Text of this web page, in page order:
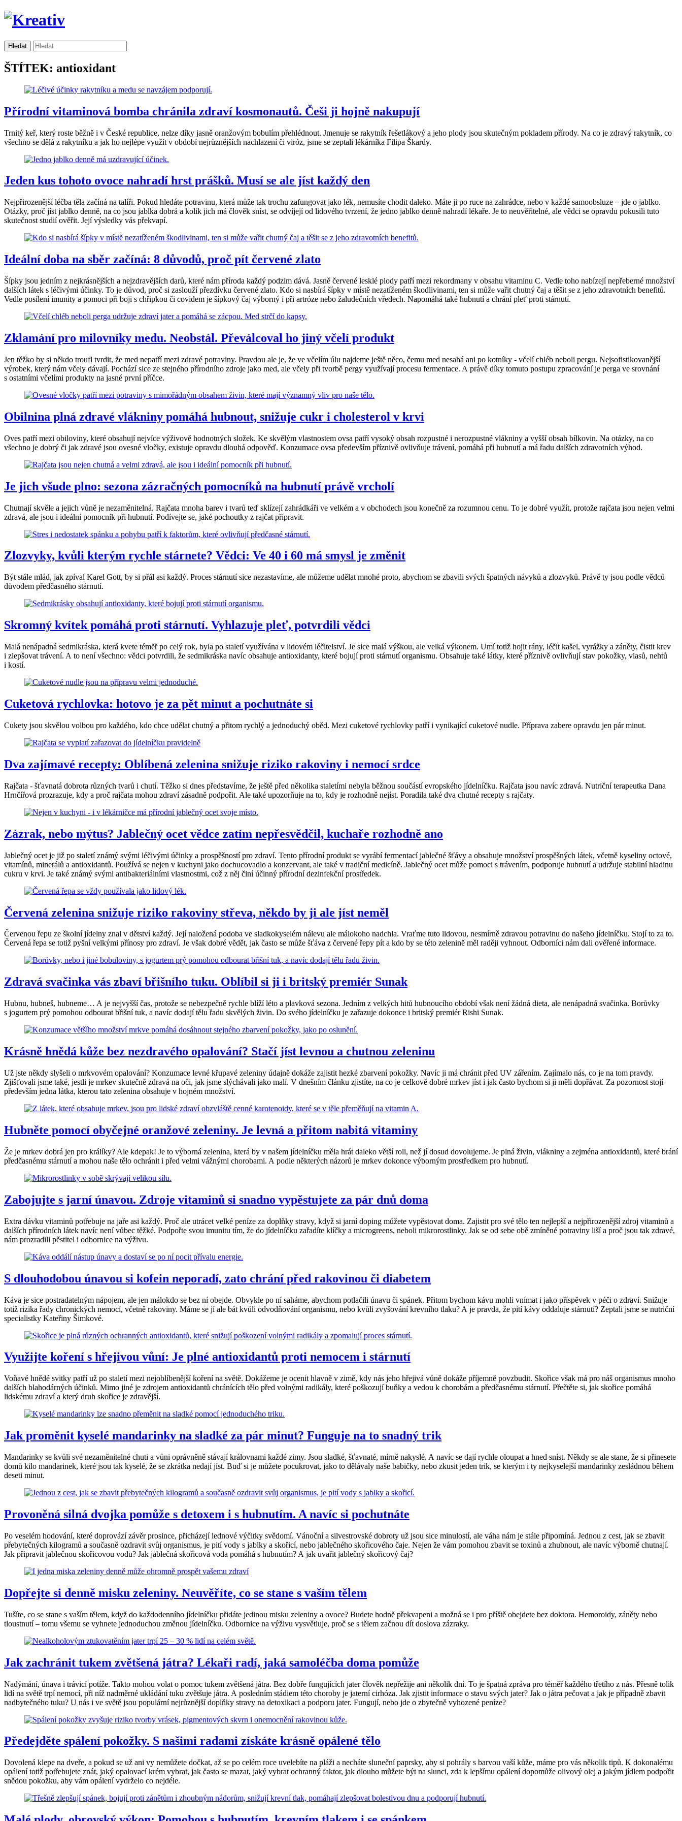
ŠTÍTEK: antioxidant
Přírodní vitaminová bomba chránila zdraví kosmonautů. Češi ji hojně nakupují
Trnitý keř, který roste běžně i v České republice, nelze díky jasně oranžovým bobulím přehlédnout. Jmenuje se rakytník řešetlákový a jeho plody jsou skutečným pokladem přírody. Na co je zdravý rakytník, co
všechno se dělá z rakytníku a jak ho nejlépe využít v období nejrůznějších nachlazení či viróz, jsme se zeptali lékárníka Filipa Škardy.
Jeden kus tohoto ovoce nahradí hrst prášků. Musí se ale jíst každý den
Nejpřirozenější léčba těla začíná na talíři. Pokud hledáte potravinu, která může tak trochu zafungovat jako lék, nemusíte chodit daleko. Máte ji po ruce na zahrádce, nebo v každé samoobsluze – jde o jablko.
Otázky, proč jíst jablko denně, na co jsou jablka dobrá a kolik jich má člověk sníst, se odvíjejí od lidového tvrzení, že jedno jablko denně nahradí lékaře. Je to neuvěřitelné, ale vědci se opravdu pokusili tuto
skutečnost studií ověřit. Její výsledky vás překvapí.
Ideální doba na sběr začíná: 8 důvodů, proč pít červené zlato
Šípky jsou jedním z nejkrásnějších a nejzdravějších darů, které nám příroda každý podzim dává. Jasně červené lesklé plody patří mezi rekordmany v obsahu vitaminu C. Vedle toho nabízejí nepřeberné množství
dalších látek s léčivými účinky. To je důvod, proč si zaslouží přezdívku červené zlato. Kdo si nasbírá šípky v místě nezatíženém škodlivinami, ten si může vařit chutný čaj a těšit se z jeho zdravotních benefitů.
Vedle posílení imunity a pomoci při boji s chřipkou či covidem je šípkový čaj výborný i při artróze nebo žaludečních vředech. Napomáhá také hubnutí a chrání pleť proti stárnutí.
Zklamání pro milovníky medu. Neobstál. Převálcoval ho jiný včelí produkt
Jen těžko by si někdo troufl tvrdit, že med nepatří mezi zdravé potraviny. Pravdou ale je, že ve včelím úlu najdeme ještě něco, čemu med nesahá ani po kotníky - včelí chléb neboli pergu. Nejsofistikovanější
výrobek, který nám včely dávají. Pochází sice ze stejného přírodního zdroje jako med, ale včely při tvorbě pergy využívají procesu fermentace. A právě díky tomuto postupu zpracování je perga ve srovnání
s ostatními včelími produkty na jasné první příčce.
Obilnina plná zdravé vlákniny pomáhá hubnout, snižuje cukr i cholesterol v krvi
Oves patří mezi obiloviny, které obsahují nejvíce výživově hodnotných složek. Ke skvělým vlastnostem ovsa patří vysoký obsah rozpustné i nerozpustné vlákniny a vyšší obsah bílkovin. Na otázky, na co
všechno je dobrý či jak zdravé jsou ovesné vločky, existuje opravdu dlouhá odpověď. Konzumace ovsa především příznivě ovlivňuje trávení, pomáhá při hubnutí a má řadu dalších zdravotních výhod.
Je jich všude plno: sezona zázračných pomocníků na hubnutí právě vrcholí
Chutnají skvěle a jejich vůně je nezaměnitelná. Rajčata mnoha barev i tvarů teď sklízejí zahrádkáři ve velkém a v obchodech jsou konečně za rozumnou cenu. To je dobré využít, protože rajčata jsou nejen velmi
zdravá, ale jsou i ideální pomocník při hubnutí. Podívejte se, jaké pochoutky z rajčat připravit.
Zlozvyky, kvůli kterým rychle stárnete? Vědci: Ve 40 i 60 má smysl je změnit
Být stále mlád, jak zpíval Karel Gott, by si přál asi každý. Proces stárnutí sice nezastavíme, ale můžeme udělat mnohé proto, abychom se zbavili svých špatných návyků a zlozvyků. Právě ty jsou podle vědců
důvodem předčasného stárnutí.
Skromný kvítek pomáhá proti stárnutí. Vyhlazuje pleť, potvrdili vědci
Malá nenápadná sedmikráska, která kvete téměř po celý rok, byla po staletí využívána v lidovém léčitelství. Je sice malá výškou, ale velká výkonem. Umí totiž hojit rány, léčit kašel, vyrážky a záněty, čistit krev
i zlepšovat trávení. A to není všechno: vědci potvrdili, že sedmikráska navíc obsahuje antioxidanty, které bojují proti stárnutí organismu. Obsahuje také látky, které příznivě ovlivňují stav pokožky, vlasů, nehtů
i kostí.
Cuketová rychlovka: hotovo je za pět minut a pochutnáte si
Cukety jsou skvělou volbou pro každého, kdo chce udělat chutný a přitom rychlý a jednoduchý oběd. Mezi cuketové rychlovky patří i vynikající cuketové nudle. Příprava zabere opravdu jen pár minut.
Dva zajímavé recepty: Oblíbená zelenina snižuje riziko rakoviny i nemocí srdce
Rajčata - šťavnatá dobrota různých tvarů i chutí. Těžko si dnes představíme, že ještě před několika staletími nebyla běžnou součástí evropského jídelníčku. Rajčata jsou navíc zdravá. Nutriční terapeutka Dana
Hrnčířová prozrazuje, kdy a proč rajčata mohou zdraví zásadně podpořit. Ale také upozorňuje na to, kdy je rozhodně nejíst. Poradila také dva chutné recepty s rajčaty.
Zázrak, nebo mýtus? Jablečný ocet vědce zatím nepřesvědčil, kuchaře rozhodně ano
Jablečný ocet je již po staletí známý svými léčivými účinky a prospěšností pro zdraví. Tento přírodní produkt se vyrábí fermentací jablečné šťávy a obsahuje množství prospěšných látek, včetně kyseliny octové,
vitamínů, minerálů a antioxidantů. Používá se nejen v kuchyni jako dochucovadlo a konzervant, ale také v tradiční medicíně. Jablečný ocet může pomoci s trávením, podporuje hubnutí a udržuje stabilní hladinu
cukru v krvi. Je také známý svými antibakteriálními vlastnostmi, což z něj činí účinný přírodní dezinfekční prostředek.
Červená zelenina snižuje riziko rakoviny střeva, někdo by ji ale jíst neměl
Červenou řepu ze školní jídelny znal v dětství každý. Její naložená podoba ve sladkokyselém nálevu ale málokoho nadchla. Vraťme tuto lidovou, nesmírně zdravou potravinu do našeho jídelníčku. Stojí to za to.
Červená řepa se totiž pyšní velkými přínosy pro zdraví. Je však dobré vědět, jak často se může šťáva z červené řepy pít a kdo by se této zelenině měl raději vyhnout. Odborníci nám dali ověřené informace.
Zdravá svačinka vás zbaví břišního tuku. Oblíbil si ji i britský premiér Sunak
Hubnu, hubneš, hubneme… A je nejvyšší čas, protože se nebezpečně rychle blíží léto a plavková sezona. Jedním z velkých hitů hubnoucího období však není žádná dieta, ale nenápadná svačinka. Borůvky
s jogurtem prý pomohou odbourat břišní tuk, a navíc dodají tělu řadu skvělých živin. Do svého jídelníčku je zařazuje dokonce i britský premiér Rishi Sunak.
Krásně hnědá kůže bez nezdravého opalování? Stačí jíst levnou a chutnou zeleninu
Už jste někdy slyšeli o mrkvovém opalování? Konzumace levné křupavé zeleniny údajně dokáže zajistit hezké zbarvení pokožky. Navíc ji má chránit před UV zářením. Zajímalo nás, co je na tom pravdy.
Zjišťovali jsme také, jestli je mrkev skutečně zdravá na oči, jak jsme slýchávali jako malí. V dnešním článku zjistíte, na co je celkově dobré mrkev jíst i jak často bychom si ji měli dopřávat. Za pozornost stojí
především jedna látka, kterou tato zelenina obsahuje v hojném množství.
Hubněte pomocí obyčejné oranžové zeleniny. Je levná a přitom nabitá vitaminy
Že je mrkev dobrá jen pro králíky? Ale kdepak! Je to výborná zelenina, která by v našem jídelníčku měla hrát daleko větší roli, než jí dosud dovolujeme. Je plná živin, vlákniny a zejména antioxidantů, které brání
předčasnému stárnutí a mohou naše tělo ochránit i před velmi vážnými chorobami. A podle některých názorů je mrkev dokonce výborným prostředkem pro hubnutí.
Zabojujte s jarní únavou. Zdroje vitaminů si snadno vypěstujete za pár dnů doma
Extra dávku vitaminů potřebuje na jaře asi každý. Proč ale utrácet velké peníze za doplňky stravy, když si jarní doping můžete vypěstovat doma. Zajistit pro své tělo ten nejlepší a nejpřirozenější zdroj vitaminů a
dalších přírodních látek navíc není vůbec těžké. Podpořte svou imunitu tím, že do jídelníčku zařadíte klíčky a microgreens, neboli mikrorostlinky. Jak se od sebe obě zmíněné potraviny liší a proč jsou tak zdravé,
nám prozradili pěstitel i odbornice na výživu.
S dlouhodobou únavou si kofein neporadí, zato chrání před rakovinou či diabetem
Káva je sice postradatelným nápojem, ale jen málokdo se bez ní obejde. Obvykle po ní saháme, abychom potlačili únavu či spánek. Přitom bychom kávu mohli vnímat i jako příspěvek v péči o zdraví. Snižuje
totiž rizika řady chronických nemocí, včetně rakoviny. Máme se jí ale bát kvůli odvodňování organismu, nebo kvůli zvyšování krevního tlaku? A je pravda, že pití kávy oddaluje stárnutí? Zeptali jsme se nutriční
specialistky Kateřiny Šimkové.
Využijte koření s hřejivou vůní: Je plné antioxidantů proti nemocem i stárnutí
Voňavé hnědé svitky patří už po staletí mezi nejoblíbenější koření na světě. Dokážeme je ocenit hlavně v zimě, kdy nás jeho hřejivá vůně dokáže příjemně povzbudit. Skořice však má pro náš organismus mnoho
dalších blahodárných účinků. Mimo jiné je zdrojem antioxidantů chránících tělo před volnými radikály, které poškozují buňky a vedou k chorobám a předčasnému stárnutí. Přečtěte si, jak skořice pomáhá
lidskému zdraví a který druh skořice je zdravější.
Jak proměnit kyselé mandarinky na sladké za pár minut? Funguje na to snadný trik
Mandarinky se kvůli své nezaměnitelné chuti a vůni oprávněně stávají královnami každé zimy. Jsou sladké, šťavnaté, mírně nakyslé. A navíc se dají rychle oloupat a hned sníst. Někdy se ale stane, že si přinesete
domů kilo mandarinek, které jsou tak kyselé, že se zkrátka nedají jíst. Buď si je můžete pocukrovat, jako to dělávaly naše babičky, nebo zkusit jeden trik, se kterým i ty nejkyselejší mandarinky zesládnou během
deseti minut.
Provoněná silná dvojka pomůže s detoxem i s hubnutím. A navíc si pochutnáte
Po veselém hodování, které doprovází závěr prosince, přicházejí lednové výčitky svědomí. Vánoční a silvestrovské dobroty už jsou sice minulostí, ale váha nám je stále připomíná. Jednou z cest, jak se zbavit
přebytečných kilogramů a současně ozdravit svůj organismus, je pití vody s jablky a skořicí, nebo jablečného skořicového čaje. Nejen že vám pomohou zbavit se toxinů a zhubnout, ale navíc výborně chutnají.
Jak připravit jablečnou skořicovou vodu? Jak jablečná skořicová voda pomáhá s hubnutím? A jak uvařit jablečný skořicový čaj?
Dopřejte si denně misku zeleniny. Neuvěříte, co se stane s vaším tělem
Tušíte, co se stane s vaším tělem, když do každodenního jídelníčku přidáte jedinou misku zeleniny a ovoce? Budete hodně překvapeni a možná se i pro příště obejdete bez doktora. Hemoroidy, záněty nebo
tloustnutí – tomu všemu se vyhnete jednoduchou změnou jídelníčku. Odbornice na výživu vysvětluje, proč se s tělem začnou dít doslova zázraky.
Jak zachránit tukem zvětšená játra? Lékaři radí, jaká samoléčba doma pomůže
Nadýmání, únava i trávicí potíže. Takto mohou volat o pomoc tukem zvětšená játra. Bez dobře fungujících jater člověk nepřežije ani několik dní. To je špatná zpráva pro téměř každého třetího z nás. Přesně tolik
lidí na světě trpí nemocí, při níž nadměrné ukládání tuku zvětšuje játra. A posledním stádiem této choroby je jaterní cirhóza. Jak zjistit informace o stavu svých jater? Jak o játra pečovat a jak je případně zbavit
nadbytečného tuku? U nás i ve světě jsou populární nejrůznější doplňky stravy na detoxikaci a podporu jater. Fungují, nebo jde o zbytečně vyhozené peníze?
Předejděte spálení pokožky. S našimi radami získáte krásně opálené tělo
Dovolená klepe na dveře, a pokud se už ani vy nemůžete dočkat, až se po celém roce uvelebíte na pláži a necháte sluneční paprsky, aby si pohrály s barvou vaší kůže, máme pro vás několik tipů. K dokonalému
opálení totiž potřebujete znát, jaký opalovací krém vybrat, jak často se mazat, jaký vybrat ochranný faktor, jak dlouho můžete být na slunci, zda k lepšímu opálení dopomůže olivový olej a jakým jídlem podpořit
snědou pokožku, aby vám opálení vydrželo co nejdéle.